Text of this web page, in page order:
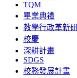
TQM
畢業典禮
教學行政革新
校慶
深耕計畫
SDGS
校務發展計畫